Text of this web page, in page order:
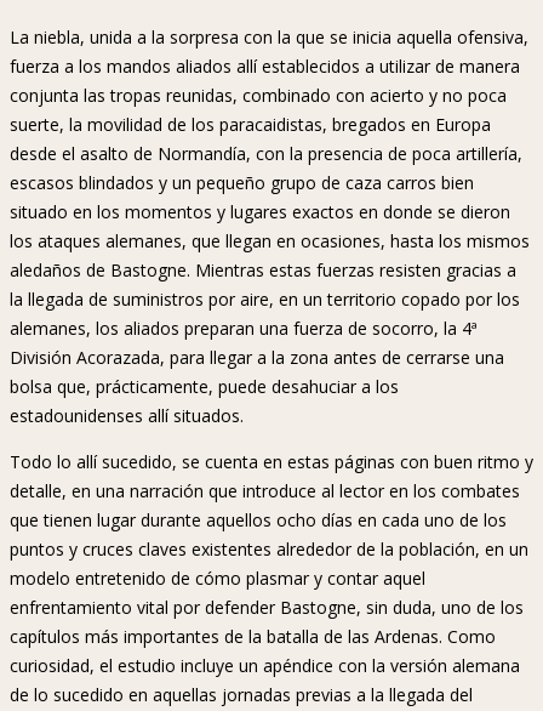
La niebla, unida a la sorpresa con la que se inicia aquella ofensiva,
fuerza a los mandos aliados allí establecidos a utilizar de manera
conjunta las tropas reunidas, combinado con acierto y no poca
suerte, la movilidad de los paracaidistas, bregados en Europa
desde el asalto de Normandía, con la presencia de poca artillería,
escasos blindados y un pequeño grupo de caza carros bien
situado en los momentos y lugares exactos en donde se dieron
los ataques alemanes, que llegan en ocasiones, hasta los mismos
aledaños de Bastogne. Mientras estas fuerzas resisten gracias a
la llegada de suministros por aire, en un territorio copado por los
alemanes, los aliados preparan una fuerza de socorro, la 4ª
División Acorazada, para llegar a la zona antes de cerrarse una
bolsa que, prácticamente, puede desahuciar a los
estadounidenses allí situados.
Todo lo allí sucedido, se cuenta en estas páginas con buen ritmo y
detalle, en una narración que introduce al lector en los combates
que tienen lugar durante aquellos ocho días en cada uno de los
puntos y cruces claves existentes alrededor de la población, en un
modelo entretenido de cómo plasmar y contar aquel
enfrentamiento vital por defender Bastogne, sin duda, uno de los
capítulos más importantes de la batalla de las Ardenas. Como
curiosidad, el estudio incluye un apéndice con la versión alemana
de lo sucedido en aquellas jornadas previas a la llegada del